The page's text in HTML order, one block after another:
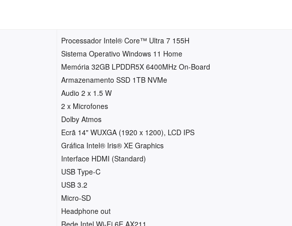
Processador Intel® Core™ Ultra 7 155H
Sistema Operativo Windows 11 Home
Memória 32GB LPDDR5X 6400MHz On-Board
Armazenamento SSD 1TB NVMe
Audio 2 x 1.5 W
2 x Microfones
Dolby Atmos
Ecrã 14" WUXGA (1920 x 1200), LCD IPS
Gráfica Intel® Iris® XE Graphics
Interface HDMI (Standard)
USB Type-C
USB 3.2
Micro-SD
Headphone out
Rede Intel Wi-Fi 6E AX211